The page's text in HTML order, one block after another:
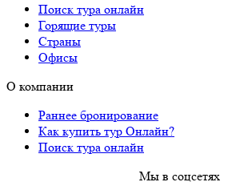
Поиск тура онлайн
Горящие туры
Страны
Офисы
О компании
Раннее бронирование
Как купить тур Онлайн?
Поиск тура онлайн
Мы в соцсетях